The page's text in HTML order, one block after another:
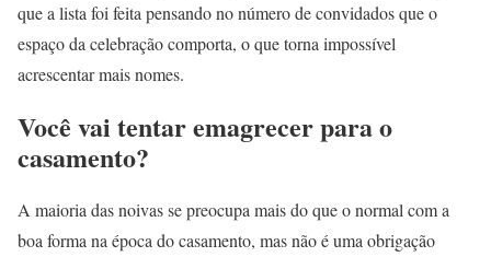
que a lista foi feita pensando no número de convidados que o
espaço da celebração comporta, o que torna impossível
acrescentar mais nomes.
Você vai tentar emagrecer para o
casamento?
A maioria das noivas se preocupa mais do que o normal com a
boa forma na época do casamento, mas não é uma obrigação